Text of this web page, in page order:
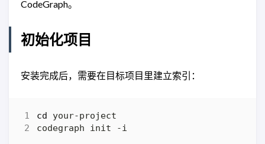
CodeGraph。
初始化项目
安装完成后，需要在目标项目里建立索引：
cd